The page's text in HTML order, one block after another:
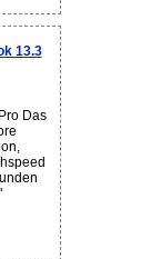
13.3
Das